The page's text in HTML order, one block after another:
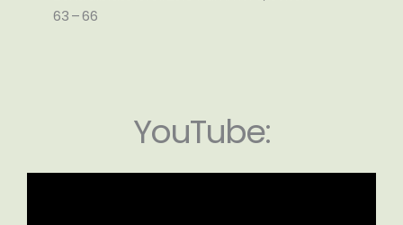
63 – 66
YouTube: